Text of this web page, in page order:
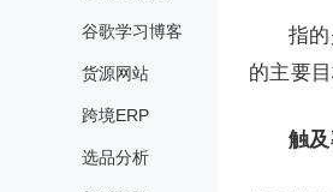
谷歌学习博客
货源网站
跨境ERP
选品分析
指
的主要
触